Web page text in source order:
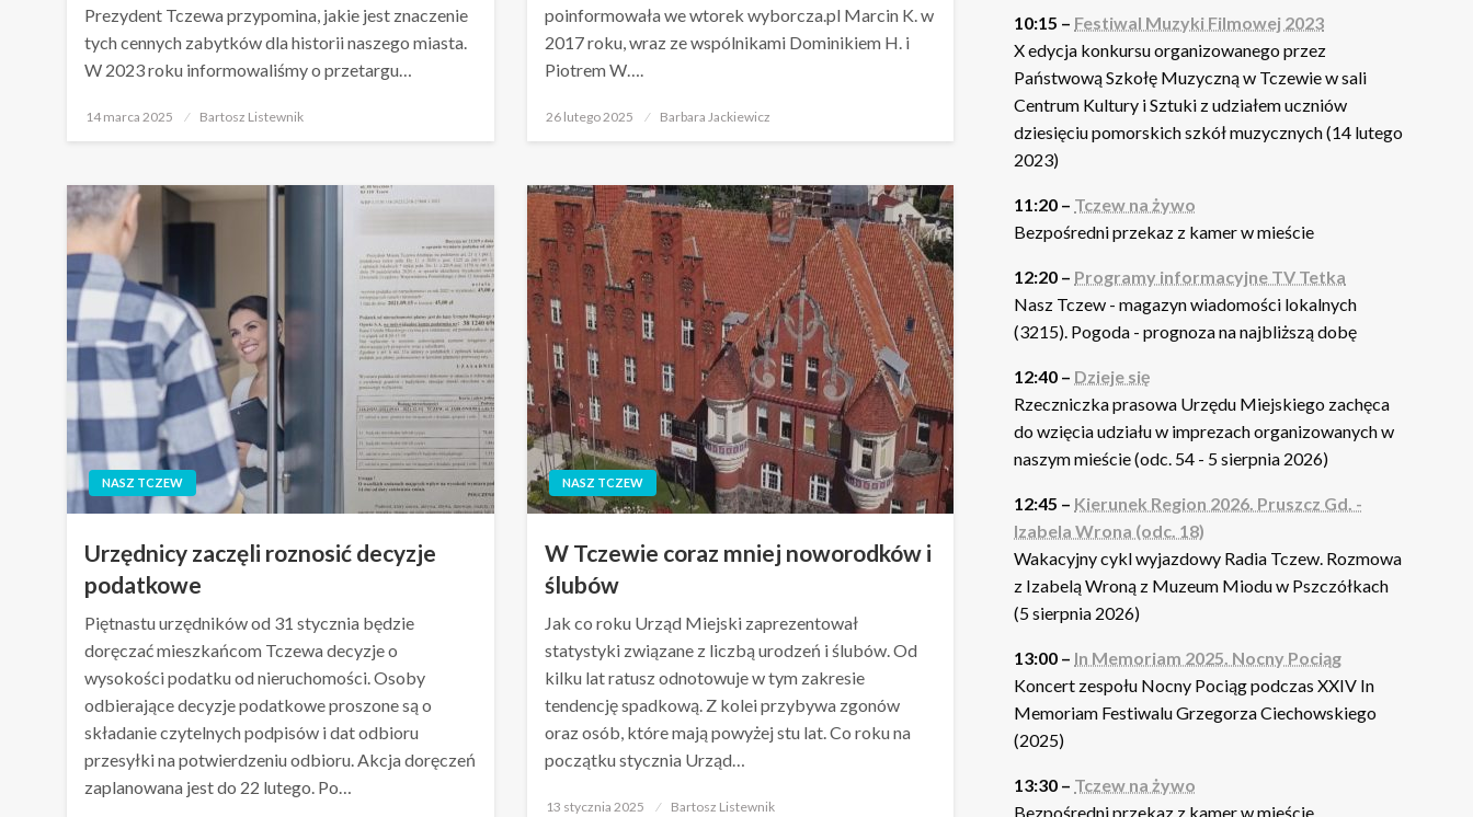
Prezydent Tczewa przypomina, jakie jest znaczenie
tych cennych zabytków dla historii naszego miasta.
W 2023 roku informowaliśmy o przetargu…
Opublikowane
14 marca 2025 Bartosz Listewnik
poinformowała we wtorek wyborcza.pl Marcin K. w
2017 roku, wraz ze wspólnikami Dominikiem H. i
Piotrem W….
Opublikowane
26 lutego 2025 Barbara Jackiewicz
NASZ TCZEW
Urzędnicy zaczęli roznosić decyzje
podatkowe
Piętnastu urzędników od 31 stycznia będzie
doręczać mieszkańcom Tczewa decyzje o
wysokości podatku od nieruchomości. Osoby
odbierające decyzje podatkowe proszone są o
składanie czytelnych podpisów i dat odbioru
przesyłki na potwierdzeniu odbioru. Akcja doręczeń
zaplanowana jest do 22 lutego. Po…
NASZ TCZEW
W Tczewie coraz mniej noworodków i
ślubów
Jak co roku Urząd Miejski zaprezentował
statystyki związane z liczbą urodzeń i ślubów. Od
kilku lat ratusz odnotowuje w tym zakresie
tendencję spadkową. Z kolei przybywa zgonów
oraz osób, które mają powyżej stu lat. Co roku na
początku stycznia Urząd…
Opublikowane
13 stycznia 2025 Bartosz Listewnik
10:15 – Festiwal Muzyki Filmowej 2023
X edycja konkursu organizowanego przez
Państwową Szkołę Muzyczną w Tczewie w sali
Centrum Kultury i Sztuki z udziałem uczniów
dziesięciu pomorskich szkół muzycznych (14 lutego
2023)
11:20 – Tczew na żywo
Bezpośredni przekaz z kamer w mieście
12:20 – Programy informacyjne TV Tetka
Nasz Tczew - magazyn wiadomości lokalnych
(3215). Pogoda - prognoza na najbliższą dobę
12:40 – Dzieje się
Rzeczniczka prasowa Urzędu Miejskiego zachęca
do wzięcia udziału w imprezach organizowanych w
naszym mieście (odc. 54 - 5 sierpnia 2026)
12:45 – Kierunek Region 2026. Pruszcz Gd. -
Izabela Wrona (odc. 18)
Wakacyjny cykl wyjazdowy Radia Tczew. Rozmowa
z Izabelą Wroną z Muzeum Miodu w Pszczółkach
(5 sierpnia 2026)
13:00 – In Memoriam 2025. Nocny Pociąg
Koncert zespołu Nocny Pociąg podczas XXIV In
Memoriam Festiwalu Grzegorza Ciechowskiego
(2025)
13:30 – Tczew na żywo
Bezpośredni przekaz z kamer w mieście